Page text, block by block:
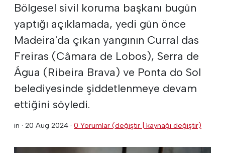
Bölgesel sivil koruma başkanı bugün
yaptığı açıklamada, yedi gün önce
Madeira'da çıkan yangının Curral das
Freiras (Câmara de Lobos), Serra de
Água (Ribeira Brava) ve Ponta do Sol
belediyesinde şiddetlenmeye devam
ettiğini söyledi.
in · 20 Aug 2024 · 0 Yorumlar (değiştir | kaynağı değiştir)